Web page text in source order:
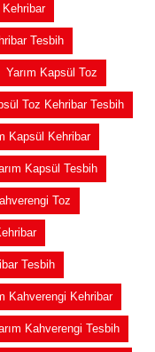
Tesbih
Yarım Kapsül Toz
Toz Kehribar Tesbih
Kapsül Kehribar
Kapsül Tesbih
Toz
Tesbih
Kahverengi Kehribar
Kahverengi Tesbih